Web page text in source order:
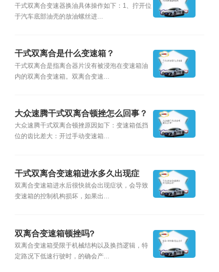
干式双离合变速器换油具体操作如下：1、拧开位
于汽车底部油壳的放油螺丝进...
干式双离合是什么变速箱？
干式双离合是指离合器片没有被浸泡在变速箱油
内的双离合变速箱。双离合变速...
大众速腾干式双离合顿挫怎么回事？
大众速腾干式双离合顿挫原因如下：变速箱低挡
位的齿比差大：开过手动变速箱...
干式双离合变速箱进水多久出现症
状？
双离合变速箱进水后很快就会出现症状，会导致
变速箱的控制机构损坏，如果出...
双离合变速箱顿挫吗?
双离合变速箱受限于机械结构以及换挡逻辑，特
定路况下低速行驶时，的确会产...